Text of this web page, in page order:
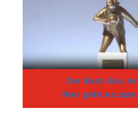
Der Basti-Bus im
Hier geht es zum